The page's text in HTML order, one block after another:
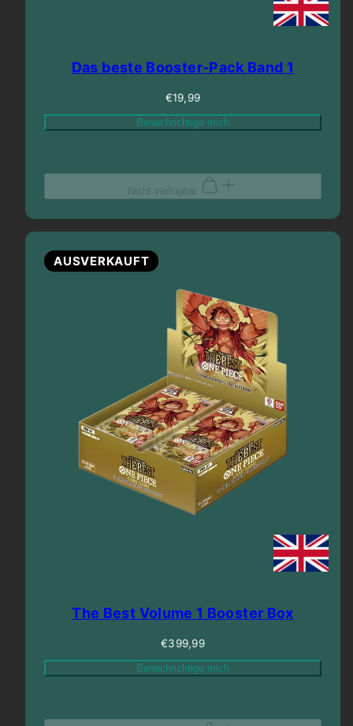
Das beste Booster-Pack Band 1
Regulärer
Preis
€19,99
Benachrichtige mich
Nicht verfügbar
AUSVERKAUFT
The Best Volume 1 Booster Box
Regulärer
Preis
€399,99
Benachrichtige mich